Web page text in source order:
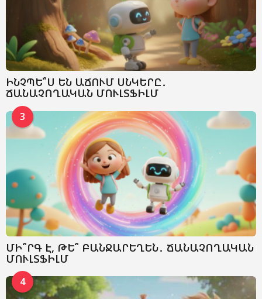
ԻՆՉՊԵ՞Ս ԵՆ ԱՃՈՒՄ ՍՆԿԵՐԸ․
ՃԱՆԱՉՈՂԱԿԱՆ ՄՈՒԼՏՖԻԼՄ
3
ՄԻ՞ՐԳ Է, ԹԵ՞ ԲԱՆՋԱՐԵՂԵՆ․ ՃԱՆԱՉՈՂԱԿԱՆ
ՄՈՒԼՏՖԻԼՄ
4